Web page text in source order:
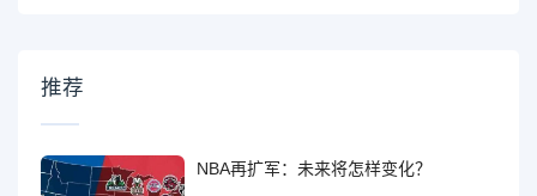
推荐
NBA再扩军：未来将怎样变化？